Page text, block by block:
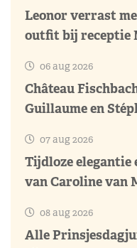
Leonor verrast
outfit bij receptie
06 aug 2026
Château
Guillaume en
07 aug 2026
Tijdloze elegantie
van Caroline van
08 aug 2026
Alle